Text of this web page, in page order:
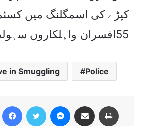
کپڑے کی اسمگلنگ میں
55افسران واہلکاروں سہولت کاری کا کرداراداکیا۔
in Smuggling Police